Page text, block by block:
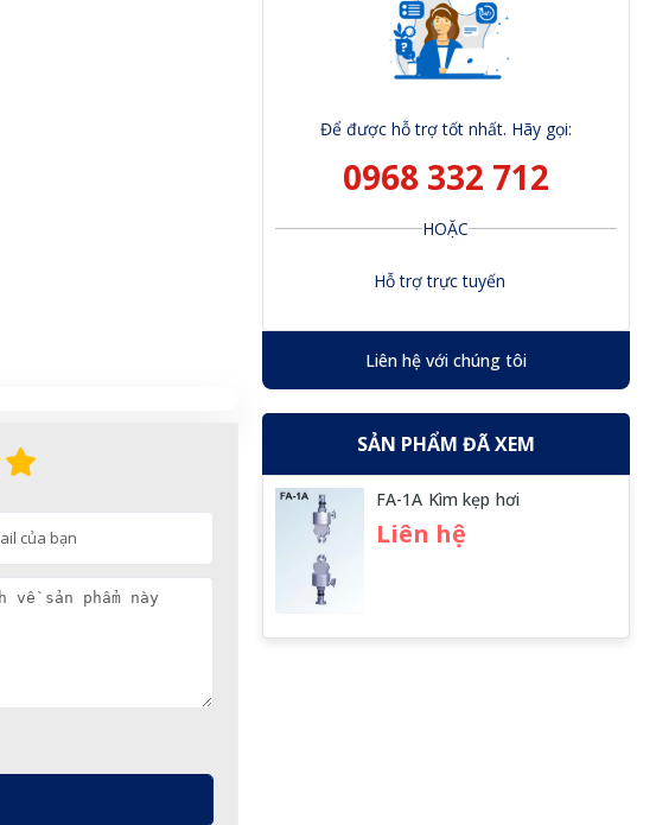
Để được hỗ trợ tốt nhất. Hãy gọi:
0968 332 712
HOẶC
Hỗ trợ trực tuyến
Liên hệ với chúng tôi
SẢN PHẨM ĐÃ XEM
FA-1A Kìm kẹp hơi
Liên hệ